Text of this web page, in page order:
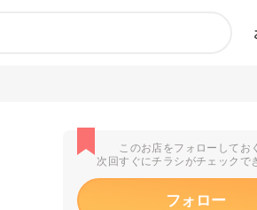
このお店をフォローしてお
次回すぐにチラシがチェックで
フォロー